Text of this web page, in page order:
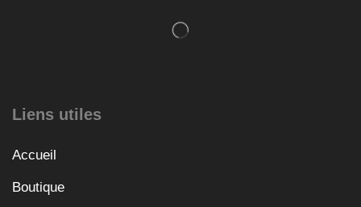
Liens utiles
Accueil
Boutique